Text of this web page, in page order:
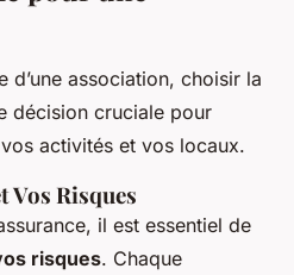
d’une association, choisir la
décision cruciale pour
activités et vos locaux.
Vos Risques
il est essentiel de
risques. Chaque